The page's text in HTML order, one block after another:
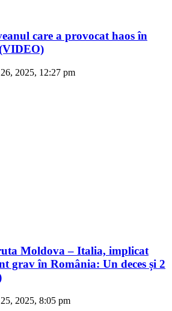
care a provocat haos în
2025, 12:27 pm
Moldova – Italia, implicat
grav în România: Un deces și 2
2025, 8:05 pm